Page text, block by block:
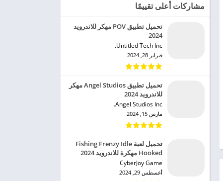
مشاركات أعلى تقييمًا
تحميل تطبيق POV مهكر للاندرويد
2024
Untitled Tech Inc.‏
فبراير 28, 2024
تحميل تطبيق Angel Studios مهكر
للاندرويد 2024
Angel Studios Inc.‏
مارس 15, 2024
تحميل لعبة Fishing Frenzy Idle
Hooked مهكرة للاندرويد 2024
CyberJoy Game‏
أغسطس 29, 2024